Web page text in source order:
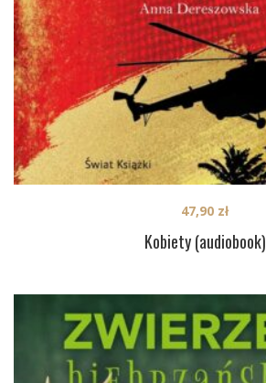
Kobiety (audiobook)
47,90 zł